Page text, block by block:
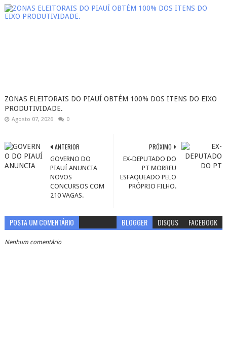
ZONAS ELEITORAIS DO PIAUÍ OBTÉM 100% DOS ITENS DO EIXO
PRODUTIVIDADE.
Agosto 07, 2026 0
PRÓXIMO
EX-DEPUTADO DO
PT MORREU
ESFAQUEADO PELO
PRÓPRIO FILHO.
ANTERIOR
GOVERNO DO
PIAUÍ ANUNCIA
NOVOS
CONCURSOS COM
210 VAGAS.
POSTA UM COMENTÁRIO BLOGGER DISQUS FACEBOOK
Nenhum comentário